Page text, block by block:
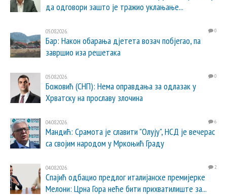
да одговори зашто је тражио уклањање...
05.08.2026. 0
Бар: Након обарања дјетета возач побјегао, па
завршио иза решетака
05.08.2026. 0
Божовић (СНП): Нема оправдања за одлазак у
Хрватску на прославу злочина
04.08.2026. 6
Мандић: Срамота је славити "Олују", НСД је вечерас
са својим народом у Мркоњић Граду
04.08.2026. 2
Спајић одбацио предлог италијанске премијерке
Мелони: Црна Гора неће бити прихватилиште за...